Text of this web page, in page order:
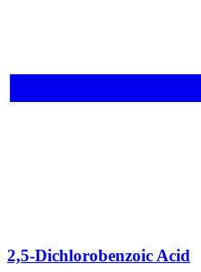
2,5-Dichlorobenzoic Acid